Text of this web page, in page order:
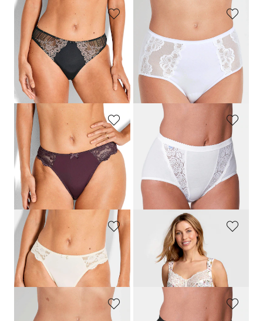
SASSA
Heupslip met gebloemd kant
7,47 €
14,95 €
Laagste prijs van de afgelopen 30
dagen**: 8,97 €
(-16%)
NINA V. C.
12,95 €
SASSA
Heupslip van vrouwelijk kant
11,96 €14,95 €
Laagste prijs van de afgelopen 30
dagen**: 14,95 €
(-20%)
Tailleslip, set van 4
SASSA
Heupslip van vrouwelijk kant
14,95 €
MISS MARY
Tailleslip met bloemenprint en kant